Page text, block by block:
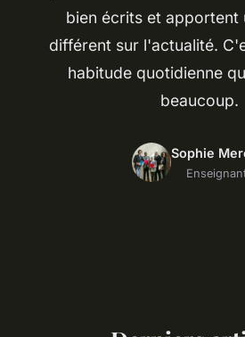
bien écrits et apportent
différent sur l'actualité.
habitude quotidienne
beaucoup.
Sophie